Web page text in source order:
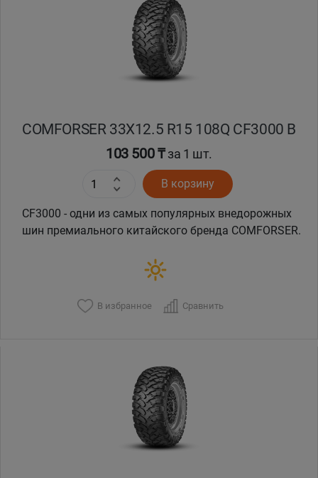
COMFORSER 33X12.5 R15 108Q CF3000 B
103 500 ₸за 1 шт.
В корзину
CF3000 - одни из самых популярных внедорожных
шин премиального китайского бренда COMFORSER.
В избранное Сравнить
Павлодар
Семей